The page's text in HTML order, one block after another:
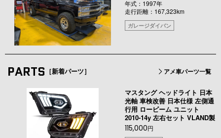
年式：1997年
走行距離：167,323km
ガレージダイバン
PARTS ［新着パーツ］ アメ車パーツ一覧
マスタング ヘッドライト 日本
光軸 車検改善 日本仕様 左側通
行用 ロービーム ユニット
2010-14y 左右セット VLAND製
115,000円